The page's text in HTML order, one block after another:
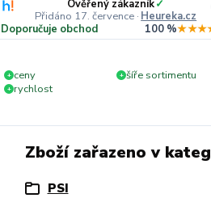
Ověřený zákazník✓
Přidáno 17. července · Heureka.cz
Doporučuje obchod 100 %
+ ceny + šíře sortimentu
+ rychlost
Zboží zařazeno v
PSI